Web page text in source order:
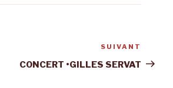
suivant
SUIVANT
CONCERT •GILLES SERVAT